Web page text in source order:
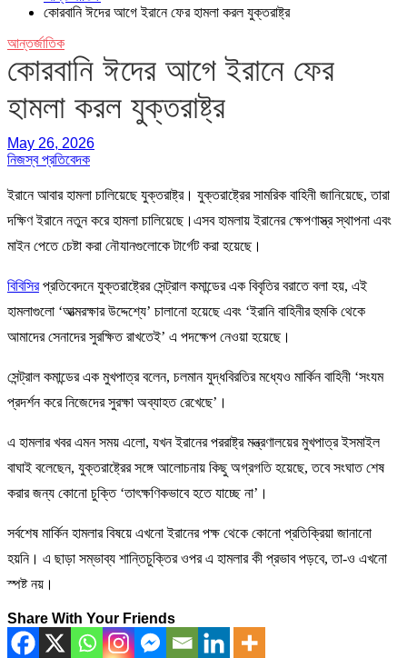
কোরবানি ঈদের আগে ইরানে ফের হামলা করল যুক্তরাষ্ট্র
আন্তর্জাতিক
কোরবানি ঈদের আগে ইরানে ফের
হামলা করল যুক্তরাষ্ট্র
May 26, 2026
নিজস্ব প্রতিবেদক
ইরানে আবার হামলা চালিয়েছে যুক্তরাষ্ট্র। যুক্তরাষ্ট্রের সামরিক বাহিনী জানিয়েছে, তারা
দক্ষিণ ইরানে নতুন করে হামলা চালিয়েছে।এসব হামলায় ইরানের ক্ষেপণাস্ত্র স্থাপনা এবং
মাইন পেতে চেষ্টা করা নৌযানগুলোকে টার্গেট করা হয়েছে।
বিবিসিরপ্রতিবেদনে যুক্তরাষ্ট্রের সেন্ট্রাল কমান্ডের এক বিবৃতির বরাতে বলা হয়, এই
হামলাগুলো ‘আত্মরক্ষার উদ্দেশ্যে’ চালানো হয়েছে এবং ‘ইরানি বাহিনীর হুমকি থেকে
আমাদের সেনাদের সুরক্ষিত রাখতেই’ এ পদক্ষেপ নেওয়া হয়েছে।
সেন্ট্রাল কমান্ডের এক মুখপাত্র বলেন, চলমান যুদ্ধবিরতির মধ্যেও মার্কিন বাহিনী ‘সংযম
প্রদর্শন করে নিজেদের সুরক্ষা অব্যাহত রেখেছে’।
এ হামলার খবর এমন সময় এলো, যখন ইরানের পররাষ্ট্র মন্ত্রণালয়ের মুখপাত্র ইসমাইল
বাঘাই বলেছেন, যুক্তরাষ্ট্রের সঙ্গে আলোচনায় কিছু অগ্রগতি হয়েছে, তবে সংঘাত শেষ
করার জন্য কোনো চুক্তি ‘তাৎক্ষণিকভাবে হতে যাচ্ছে না’।
সর্বশেষ মার্কিন হামলার বিষয়ে এখনো ইরানের পক্ষ থেকে কোনো প্রতিক্রিয়া জানানো
হয়নি। এ ছাড়া সম্ভাব্য শান্তিচুক্তির ওপর এ হামলার কী প্রভাব পড়বে, তা-ও এখনো
স্পষ্ট নয়।
Share With Your Friends